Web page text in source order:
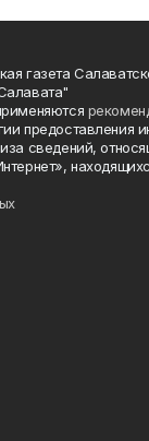
газета
предоставления
сведений,